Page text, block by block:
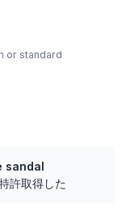
or standard
sandal
許取得した